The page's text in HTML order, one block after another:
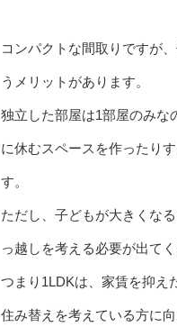
コンパクトな間取りですが
うメリットがあります。
独立した部屋は1部屋のみな
に休むスペースを作ったり
す。
ただし、子どもが大きくな
っ越しを考える必要が出てく
つまり1LDKは、家賃を抑え
住み替えを考えている方に